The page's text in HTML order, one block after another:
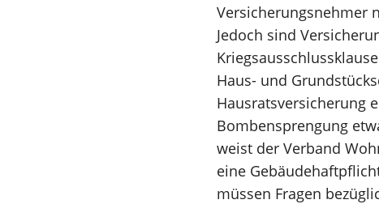
Versicherungsnehmer
Jedoch sind
Haus- und
Hausratsversicherung
Bombensprengung
weist der Verband
eine
müssen Fragen